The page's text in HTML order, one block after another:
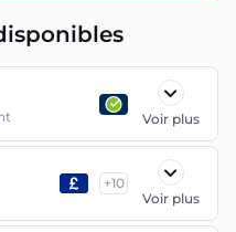
Voir plus
+10
Voir plus